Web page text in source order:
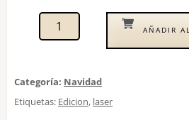
AÑADIR
Categoría: Navidad
Etiquetas: Edicion, laser